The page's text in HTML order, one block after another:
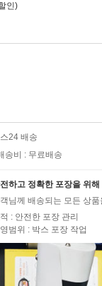
인)
24 배송
송비 : 무료배송
하고 정확한 포장을 위
님께 배송되는 모든 상
: 안전한 포장 관리
범위 : 박스 포장 작업